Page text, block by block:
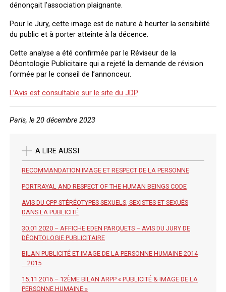
dénonçait l’association plaignante.
Pour le Jury, cette image est de nature à heurter la sensibilité
du public et à porter atteinte à la décence.
Cette analyse a été confirmée par le Réviseur de la
Déontologie Publicitaire qui a rejeté la demande de révision
formée par le conseil de l’annonceur.
L’Avis est consultable sur le site du JDP.
Paris, le 20 décembre 2023
A LIRE AUSSI
RECOMMANDATION IMAGE ET RESPECT DE LA PERSONNE
PORTRAYAL AND RESPECT OF THE HUMAN B­EINGS CODE
AVIS DU CPP STÉRÉOTYPES SEXUELS, SEXISTES ET SEXUÉS
DANS LA PUBLICITÉ
30.01.2020 – AFFICHE EDEN PARQUETS – AVIS DU JURY DE
DÉONTOLOGIE PUBLICITAIRE
BILAN PUBLICITÉ ET IMAGE DE LA PERSONNE HUMAINE 2014
– 2015
15.11.2016 – 12ÈME BILAN ARPP « PUBLICITÉ & IMAGE DE LA
PERSONNE HUMAINE »